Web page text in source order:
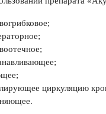
циркуляцию